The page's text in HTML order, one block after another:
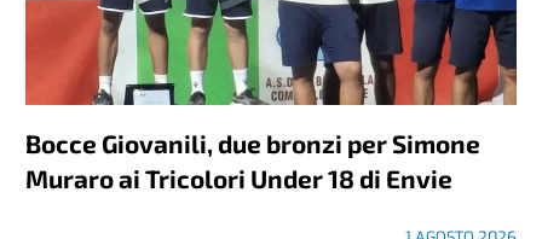
Bocce Giovanili, due bronzi per Simone
Muraro ai Tricolori Under 18 di Envie